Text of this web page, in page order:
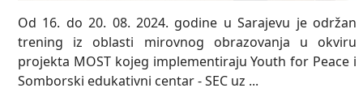
Od 16. do 20. 08. 2024. godine u Sarajevu je održan
trening iz oblasti mirovnog obrazovanja u okviru
projekta MOST kojeg implementiraju Youth for Peace i
Somborski edukativni centar - SEC uz ...